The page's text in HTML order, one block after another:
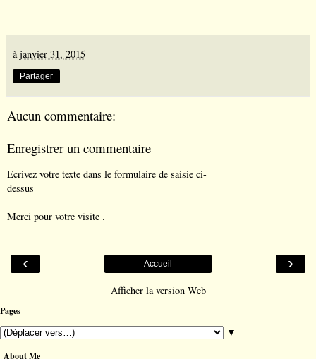
à janvier 31, 2015
Partager
Aucun commentaire:
Enregistrer un commentaire
Ecrivez votre texte dans le formulaire de saisie ci-
dessus
Merci pour votre visite .
‹ ›
Accueil
Afficher la version Web
Pages
▼
About Me